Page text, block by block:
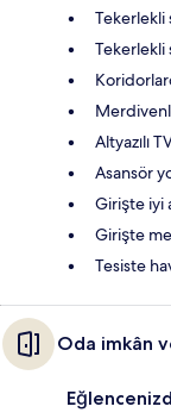
Tekerlekli
Tekerlekli
Altyazılı
Asansör
Girişte iyi
Girişte
Tesiste
Oda imkân